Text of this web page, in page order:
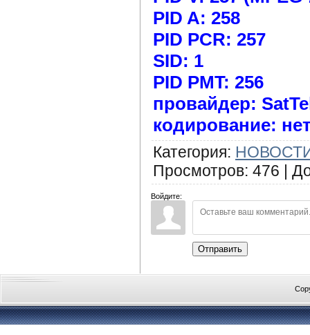
PID A: 258
PID PCR: 257
SID: 1
PID PMT: 256
провайдер:
кодирование:
Категория:
Просмотров: 476 |
Войдите:
Отправить